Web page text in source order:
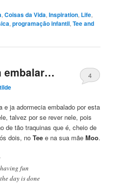
,Coisas da Vida,Inspiration, Life,
,programação infantil,Tee and
embalar… 4
e ja adormecia embalado por esta
talvez por se rever nele, pois
de tão traquinas que é, cheio de
dois, no Teee na sua mãe Moo.
fun
day is done